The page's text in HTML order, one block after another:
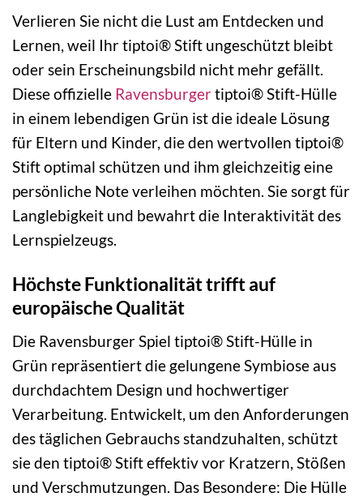
Verlieren Sie nicht die Lust am Entdecken und
Lernen, weil Ihr tiptoi® Stift ungeschützt bleibt
oder sein Erscheinungsbild nicht mehr gefällt.
Diese offizielle Ravensburgertiptoi® Stift-Hülle
in einem lebendigen Grün ist die ideale Lösung
für Eltern und Kinder, die den wertvollen tiptoi®
Stift optimal schützen und ihm gleichzeitig eine
persönliche Note verleihen möchten. Sie sorgt für
Langlebigkeit und bewahrt die Interaktivität des
Lernspielzeugs.
Höchste Funktionalität trifft auf
europäische Qualität
Die Ravensburger Spiel tiptoi® Stift-Hülle in
Grün repräsentiert die gelungene Symbiose aus
durchdachtem Design und hochwertiger
Verarbeitung. Entwickelt, um den Anforderungen
des täglichen Gebrauchs standzuhalten, schützt
sie den tiptoi® Stift effektiv vor Kratzern, Stößen
und Verschmutzungen. Das Besondere: Die Hülle